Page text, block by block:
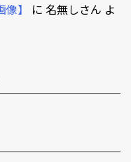
】
に 名無しさん よ